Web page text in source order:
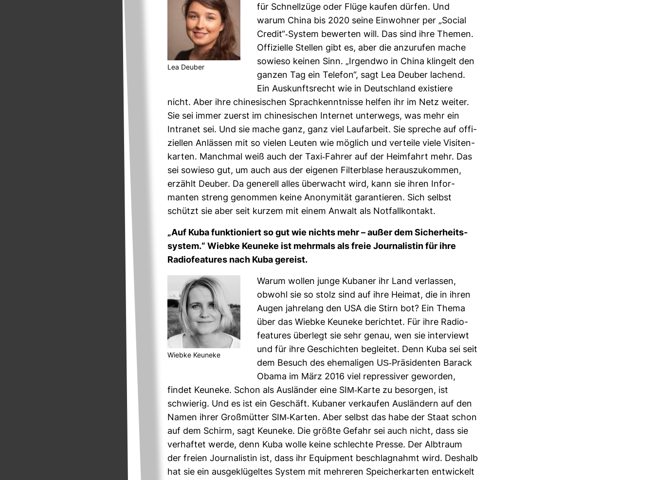
Lea Deuber
für Schnell­züge oder Flüge kaufen dürfen. Und
warum China bis 2020 seine Ein­wohner per „Social
Credit“-​System bewerten will. Das sind ihre Themen.
Offi­zi­elle Stellen gibt es, aber die anzu­rufen mache
sowieso keinen Sinn. „Irgendwo in China klin­gelt den
ganzen Tag ein Telefon“, sagt Lea Deuber lachend.
Ein Aus­kunfts­recht wie in Deutsch­land exis­tiere
nicht. Aber ihre chi­ne­si­schen Sprach­kennt­nisse helfen ihr im Netz weiter.
Sie sei immer zuerst im chi­ne­si­schen Internet unter­wegs, was mehr ein
Intranet sei. Und sie mache ganz, ganz viel Lauf­ar­beit. Sie spreche auf offi­
zi­ellen Anlässen mit so vielen Leuten wie mög­lich und ver­teile viele Visi­ten­
karten. Manchmal weiß auch der Taxi-​Fahrer auf der Heim­fahrt mehr. Das
sei sowieso gut, um auch aus der eigenen Fil­ter­blase her­aus­zu­kommen,
erzählt Deuber. Da gene­rell alles über­wacht wird, kann sie ihren Infor­
manten streng genommen keine Anony­mität garan­tieren. Sich selbst
schützt sie aber seit kurzem mit einem Anwalt als Not­fall­kon­takt.
„Auf Kuba funk­tio­niert so gut wie nichts mehr – außer dem Sicher­heits­
system.“ Wiebke Keu­neke ist mehr­mals als freie Jour­na­listin für ihre
Radio­fea­tures nach Kuba gereist.
Wiebke Keu­neke
Warum wollen junge Kubaner ihr Land ver­lassen,
obwohl sie so stolz sind auf ihre Heimat, die in ihren
Augen jah­re­lang den USA die Stirn bot? Ein Thema
über das Wiebke Keu­neke berichtet. Für ihre Radio­
fea­tures über­legt sie sehr genau, wen sie inter­viewt
und für ihre Geschichten begleitet. Denn Kuba sei seit
dem Besuch des ehe­ma­ligen US-​Prä­si­denten Barack
Obama im März 2016 viel repres­siver geworden,
findet Keu­neke. Schon als Aus­länder eine SIM-​Karte zu besorgen, ist
schwierig. Und es ist ein Geschäft. Kubaner ver­kaufen Aus­län­dern auf den
Namen ihrer Groß­mütter SIM-​Karten. Aber selbst das habe der Staat schon
auf dem Schirm, sagt Keu­neke. Die größte Gefahr sei auch nicht, dass sie
ver­haftet werde, denn Kuba wolle keine schlechte Presse. Der Alb­traum
der freien Jour­na­listin ist, dass ihr Equip­ment beschlag­nahmt wird. Des­halb
hat sie ein aus­ge­klü­geltes System mit meh­reren Spei­cher­karten ent­wi­ckelt